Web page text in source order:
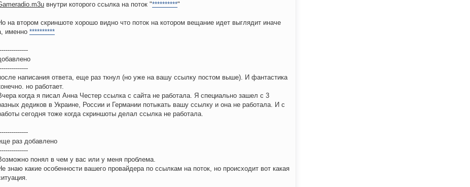
внутри которого ссылка на поток "**********"
на втором скриншоте хорошо видно что поток на котором вещание идет выглядит иначе
именно **********
написания ответа, еще раз ткнул (но уже на вашу ссылку постом выше). И фантастика
но работает.
когда я писал Анна Честер ссылка с сайта не работала. Я специально зашел с 3
дедиков в Украине, России и Германии потыкать вашу ссылку и она не работала. И с
сегодня тоже когда скриншоты делал ссылка не работала.
раз добавлено
понял в чем у вас или у меня проблема.
знаю какие особенности вашего провайдера по ссылкам на поток, но происходит вот какая